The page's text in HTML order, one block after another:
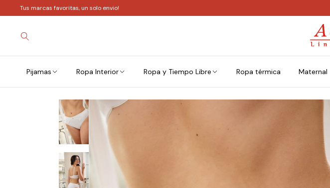
Tus marcas favoritas, un solo envio!
Pijamas Ropa Interior Ropa y Tiempo Libre Ropa térmica Maternal